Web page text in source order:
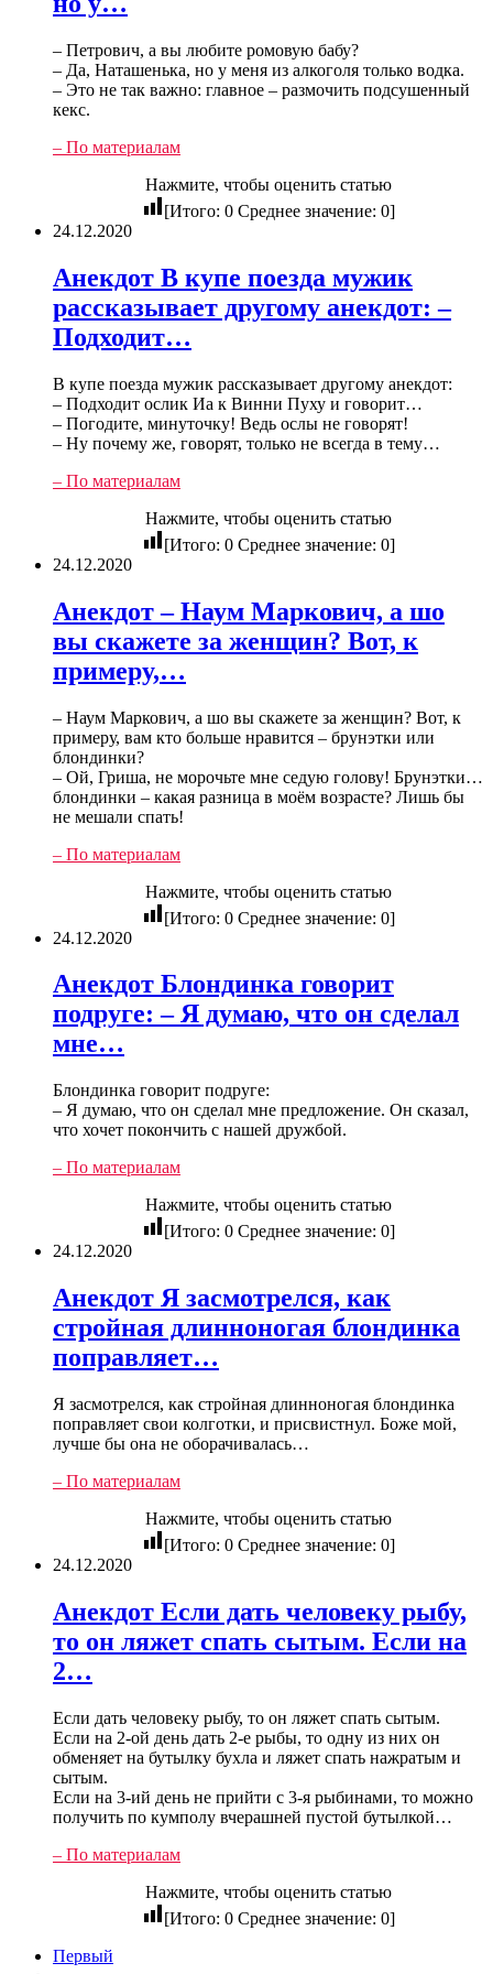
– Петрович, а вы любите ромовую бабу?
– Да, Наташенька, но у меня из алкоголя только водка.
– Это не так важно: главное – размочить подсушенный
кекс.
– По материалам
Нажмите, чтобы оценить статью
[Итого: 0 Среднее значение: 0]
24.12.2020
Анекдот В купе поезда мужик
рассказывает другому анекдот: –
Подходит…
В купе поезда мужик рассказывает другому анекдот:
– Подходит ослик Иа к Винни Пуху и говорит…
– Погодите, минуточку! Ведь ослы не говорят!
– Ну почему же, говорят, только не всегда в тему…
– По материалам
Нажмите, чтобы оценить статью
[Итого: 0 Среднее значение: 0]
24.12.2020
Анекдот – Наум Маркович, а шо
вы скажете за женщин? Вот, к
примеру,…
– Наум Маркович, а шо вы скажете за женщин? Вот, к
примеру, вам кто больше нравится – брунэтки или
блондинки?
– Ой, Гриша, не морочьте мне седую голову! Брунэтки…
блондинки – какая разница в моём возрасте? Лишь бы
не мешали спать!
– По материалам
Нажмите, чтобы оценить статью
[Итого: 0 Среднее значение: 0]
24.12.2020
Анекдот Блондинка говорит
подруге: – Я думаю, что он сделал
мне…
Блондинка говорит подруге:
– Я думаю, что он сделал мне предложение. Он сказал,
что хочет покончить с нашей дружбой.
– По материалам
Нажмите, чтобы оценить статью
[Итого: 0 Среднее значение: 0]
24.12.2020
Анекдот Я засмотрелся, как
стройная длинноногая блондинка
поправляет…
Я засмотрелся, как стройная длинноногая блондинка
поправляет свои колготки, и присвистнул. Боже мой,
лучше бы она не оборачивалась…
– По материалам
Нажмите, чтобы оценить статью
[Итого: 0 Среднее значение: 0]
24.12.2020
Анекдот Если дать человеку рыбу,
то он ляжет спать сытым. Если на
2…
Если дать человеку рыбу, то он ляжет спать сытым.
Если на 2-ой день дать 2-е рыбы, то одну из них он
обменяет на бутылку бухла и ляжет спать нажратым и
сытым.
Если на 3-ий день не прийти с 3-я рыбинами, то можно
получить по кумполу вчерашней пустой бутылкой…
– По материалам
Нажмите, чтобы оценить статью
[Итого: 0 Среднее значение: 0]
Первый